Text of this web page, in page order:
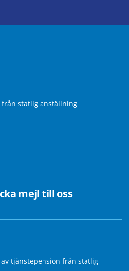
från statlig anställning
mejl till oss
tjänstepension från statlig